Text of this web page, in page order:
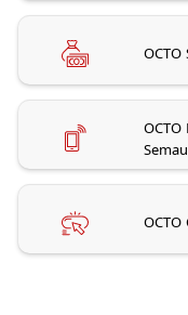
OCTO
OCTO